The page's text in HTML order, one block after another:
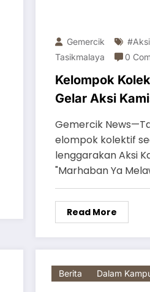
Gemercik
Tasikmalaya 0
Kelompok
Gelar Aksi
Tema
Gemercik
elompok kolektif
lenggarakan Aksi
"Marhaban Ya
Read More
Berita Dalam